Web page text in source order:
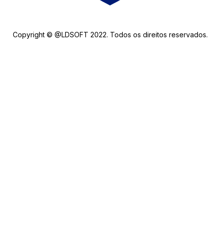
Copyright © @LDSOFT 2022. Todos os direitos reservados.